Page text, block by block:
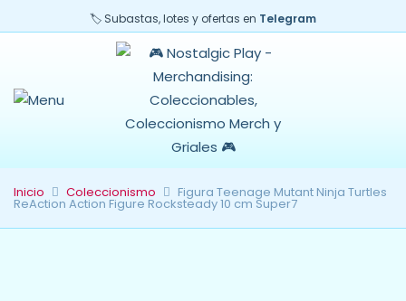
🏷️ Subastas, lotes y ofertas en Telegram
Inicio Coleccionismo Figura Teenage Mutant Ninja Turtles
ReAction Action Figure Rocksteady 10 cm Super7